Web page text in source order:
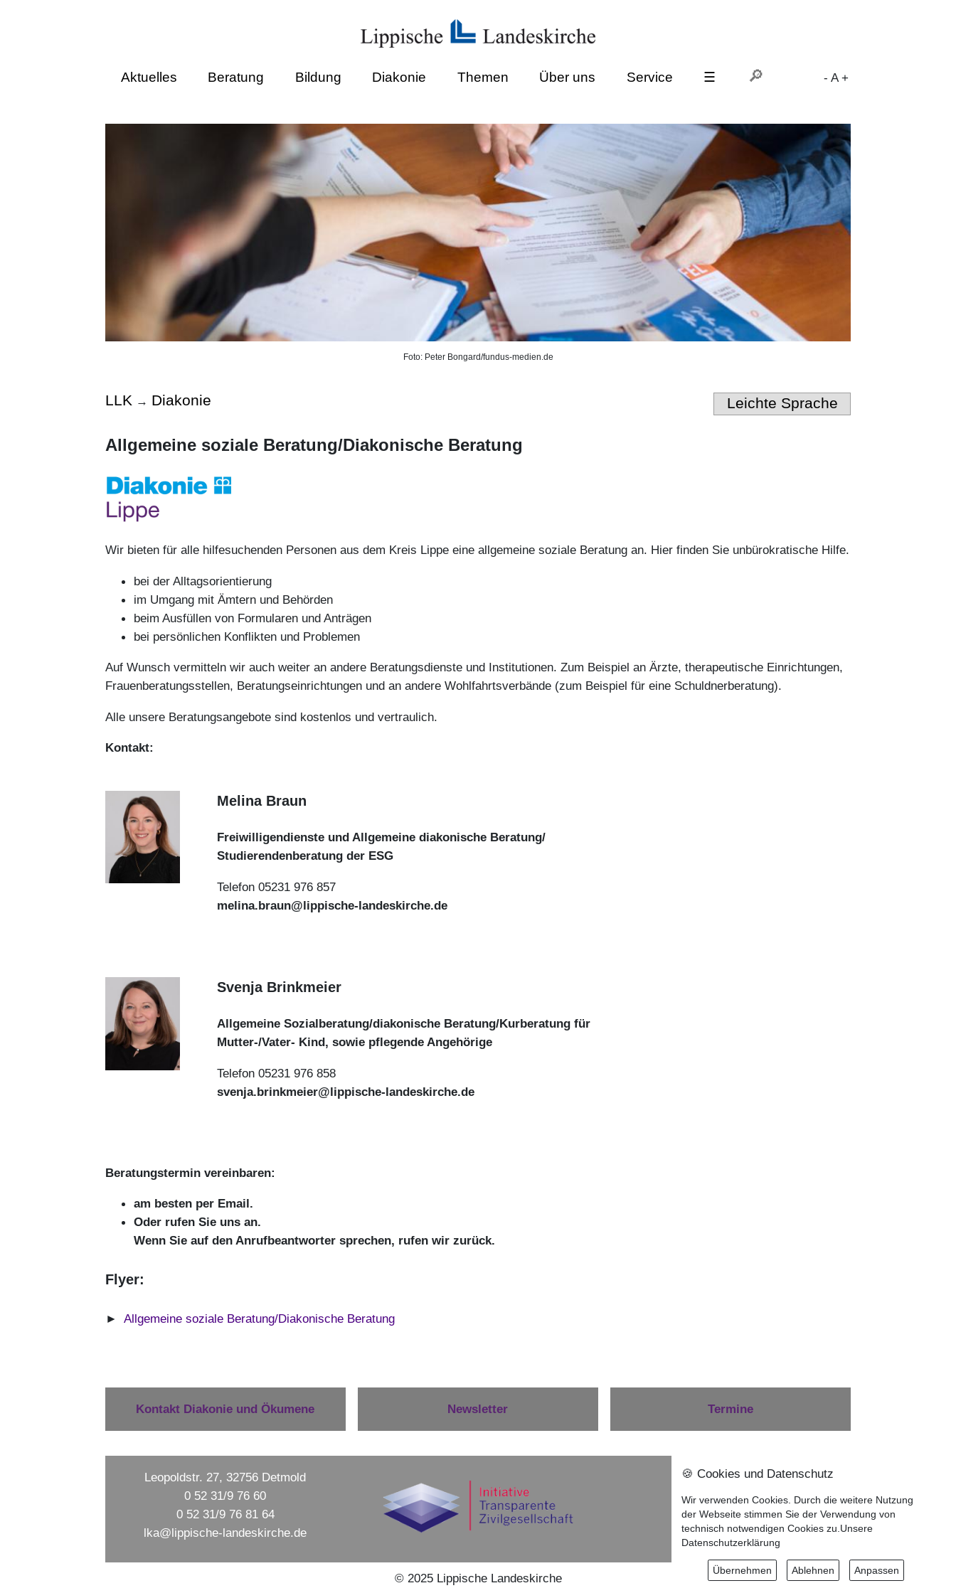
Aktuelles Beratung Bildung Diakonie Themen Über uns Service ☰ -A+
Foto: Peter Bongard/fundus-medien.de
LLK → Diakonie Leichte Sprache
Allgemeine soziale Beratung/Diakonische Beratung
Wir bieten für alle hilfesuchenden Personen aus dem Kreis Lippe eine allgemeine soziale Beratung an. Hier finden Sie unbürokratische Hilfe.
bei der Alltagsorientierung
im Umgang mit Ämtern und Behörden
beim Ausfüllen von Formularen und Anträgen
bei persönlichen Konflikten und Problemen
Auf Wunsch vermitteln wir auch weiter an andere Beratungsdienste und Institutionen. Zum Beispiel an Ärzte, therapeutische Einrichtungen,
Frauenberatungsstellen, Beratungseinrichtungen und an andere Wohlfahrtsverbände (zum Beispiel für eine Schuldnerberatung).
Alle unsere Beratungsangebote sind kostenlos und vertraulich.
Kontakt:
Melina Braun
Freiwilligendienste und Allgemeine diakonische Beratung/
Studierendenberatung der ESG
Telefon 05231 976 857
melina.braun@lippische-landeskirche.de
Svenja Brinkmeier
Allgemeine Sozialberatung/diakonische Beratung/Kurberatung für
Mutter-/Vater- Kind, sowie pflegende Angehörige
Telefon 05231 976 858
svenja.brinkmeier@lippische-landeskirche.de
Beratungstermin vereinbaren:
am besten per Email.
Oder rufen Sie uns an.
Wenn Sie auf den Anrufbeantworter sprechen, rufen wir zurück.
Flyer:
► Allgemeine soziale Beratung/Diakonische Beratung
Kontakt Diakonie und Ökumene Newsletter Termine
Leopoldstr. 27, 32756 Detmold
0 52 31/9 76 60
0 52 31/9 76 81 64
lka@lippische-landeskirche.de
Nach oben ⇪
Impressum
Datenschutzerklärung
© 2025Lippische Landeskirche
🍪 Cookies und Datenschutz
Wir verwenden Cookies. Durch die weitere Nutzung
der Webseite stimmen Sie der Verwendung von
technisch notwendigen Cookies zu. Unsere
Datenschutzerklärung
Übernehmen Ablehnen Anpassen